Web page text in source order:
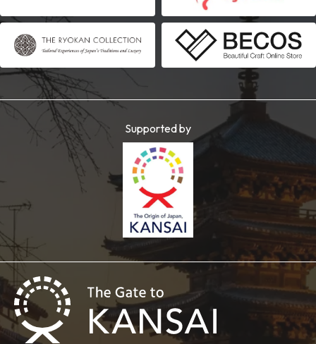
Supported by